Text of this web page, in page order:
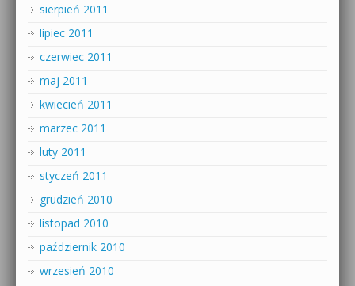
sierpień 2011
lipiec 2011
czerwiec 2011
maj 2011
kwiecień 2011
marzec 2011
luty 2011
styczeń 2011
grudzień 2010
listopad 2010
październik 2010
wrzesień 2010